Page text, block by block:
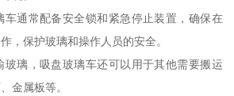
车通常配备安全锁和紧急停止装置，确保在
，保护玻璃和操作人员的安全。
玻璃，吸盘玻璃车还可以用于其他需要搬运
金属板等。